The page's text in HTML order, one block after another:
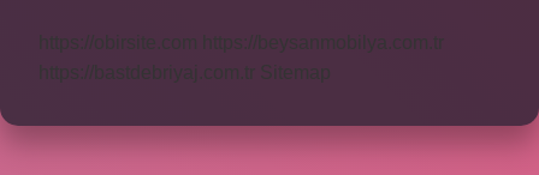
https://obirsite.com
https://beysanmobilya.com.tr
https://bastdebriyaj.com.tr Sitemap